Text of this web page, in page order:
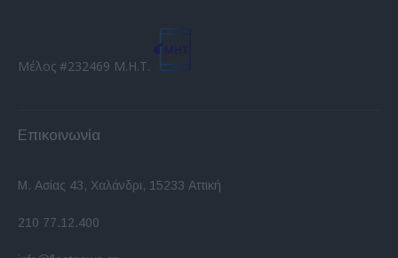
Μέλος #232469 Μ.Η.Τ.
Επικοινωνία
Μ. Ασίας 43, Χαλάνδρι, 15233 Αττική
210 77.12.400